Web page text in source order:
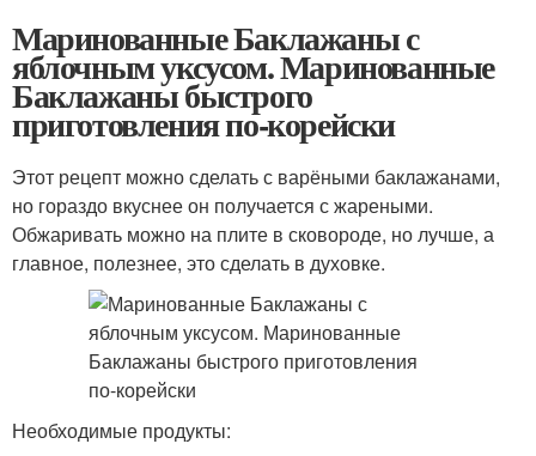
Маринованные Баклажаны с
яблочным уксусом. Маринованные
Баклажаны быстрого
приготовления по-корейски
Этот рецепт можно сделать с варёными баклажанами,
но гораздо вкуснее он получается с жареными.
Обжаривать можно на плите в сковороде, но лучше, а
главное, полезнее, это сделать в духовке.
Необходимые продукты: